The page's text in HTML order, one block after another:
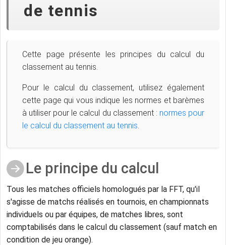
de tennis
Cette page présente les principes du calcul du
classement au tennis.
Pour le calcul du classement, utilisez également
cette page qui vous indique les normes et barèmes
à utiliser pour le calcul du classement : normes pour
le calcul du classement au tennis.
Le principe du calcul
Tous les matches officiels homologués par la FFT, qu'il
s'agisse de matchs réalisés en tournois, en championnats
individuels ou par équipes, de matches libres, sont
comptabilisés dans le calcul du classement (sauf match en
condition de jeu orange).